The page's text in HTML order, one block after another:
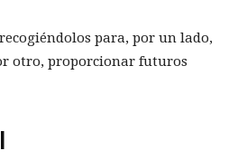
para, por un lado,
otro, proporcionar futuros